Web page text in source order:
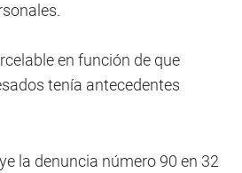
en función de que
tenía antecedentes
la denuncia número 90 en 32